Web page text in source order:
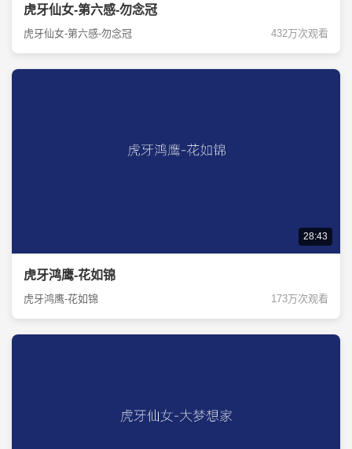
虎牙仙女-第六感-勿念冠
虎牙仙女-第六感-勿念冠 432万次观看
28:43
虎牙鸿鹰-花如锦
虎牙鸿鹰-花如锦 173万次观看